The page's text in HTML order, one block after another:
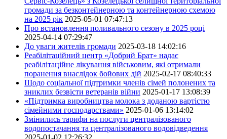
громади за безконтейнерною та контейнерною схемою
на 2025 рік 2025-05-01 07:47:13
Про встановлення поливального сезону в 2025 році
2025-04-14 07:29:47
До уваги жителів громади 2025-03-18 14:02:16
Реабілітаційний центр «Добрий Брат» надає
реабілітаційне лікування військовим, які отримали
поранення внаслідок бойових дій 2025-02-17 08:40:33
Щодо соціальної підтримки членів сімей полонених та
зниклих безвісти ветеранів війни 2025-01-17 13:08:39
«Підтримка виробництва молока з доданою вартістю
сімейними господарствами» 2025-01-06 13:14:02
Змінились тарифи на послуги централізованого
водопостачання та централізованого водовідведення
2025-01-02 12:26:32